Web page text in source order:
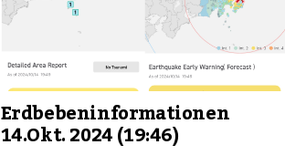
Erdbebeninformationen
14.Okt. 2024 (19:46)